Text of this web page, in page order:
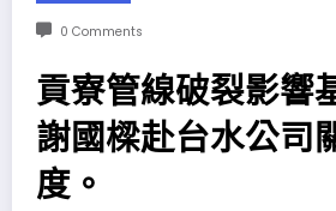
0 Comments
貢寮管線破裂影響
謝國樑赴台水公司
度。